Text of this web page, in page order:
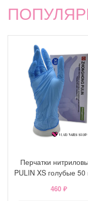
Перчатки
PULIN XS голубые 50
460 ₽